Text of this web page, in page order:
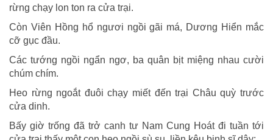
rừng chạy lon ton ra cửa trại.
Còn Viên Hồng hổ ngươi ngồi gãi má, Dương Hiển mắc
cỡ gục đầu.
Các tướng ngồi ngẩn ngơ, ba quân bịt miệng nhau cười
chúm chím.
Heo rừng ngoắt đuôi chạy miết đến trại Châu quỳ trước
cửa dinh.
Bấy giờ trống đã trở canh tư Nam Cung Hoát đi tuần tới